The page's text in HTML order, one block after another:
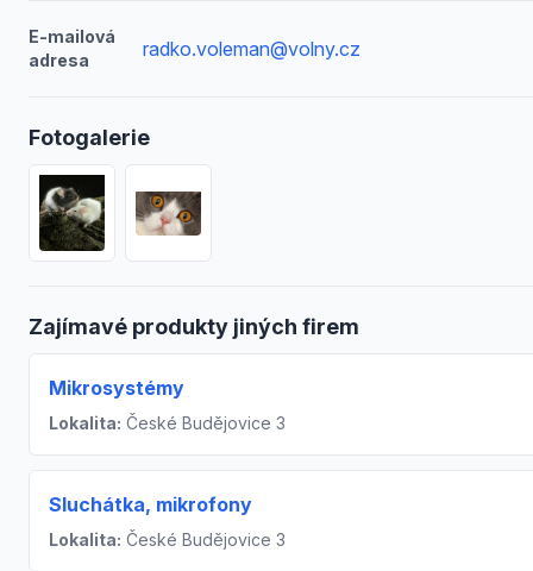
E-mailová
adresa
radko.voleman@volny.cz
Fotogalerie
Zajímavé produkty jiných firem
Mikrosystémy
Lokalita: České Budějovice 3
Sluchátka, mikrofony
Lokalita: České Budějovice 3